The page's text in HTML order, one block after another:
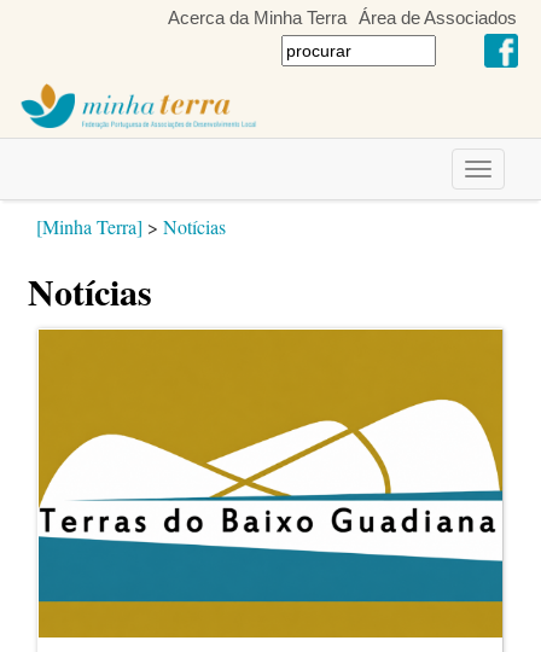
Acerca da Minha Terra Área de Associados
Toggle
[Minha Terra] > Notícias
Notícias